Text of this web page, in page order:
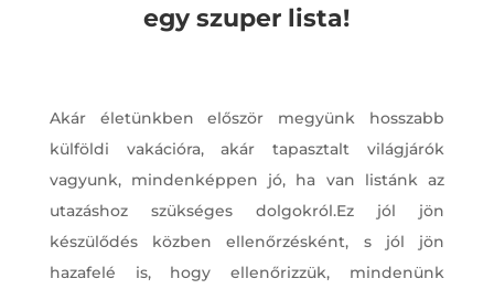
egy szuper lista!
Akár életünkben először megyünk hosszabb
külföldi vakációra, akár tapasztalt világjárók
vagyunk, mindenképpen jó, ha van listánk az
utazáshoz szükséges dolgokról.Ez jól jön
készülődés közben ellenőrzésként, s jól jön
hazafelé is, hogy ellenőrizzük, mindenünk